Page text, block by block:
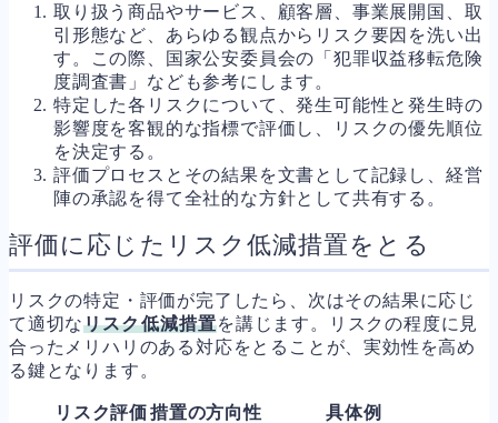
取り扱う商品やサービス、顧客層、事業展開国、取
引形態など、あらゆる観点からリスク要因を洗い出
す。この際、国家公安委員会の「犯罪収益移転危険
度調査書」なども参考にします。
特定した各リスクについて、発生可能性と発生時の
影響度を客観的な指標で評価し、リスクの優先順位
を決定する。
評価プロセスとその結果を文書として記録し、経営
陣の承認を得て全社的な方針として共有する。
評価に応じたリスク低減措置をとる
リスクの特定・評価が完了したら、次はその結果に応じ
て適切なリスク低減措置を講じます。リスクの程度に見
合ったメリハリのある対応をとることが、実効性を高め
る鍵となります。
リスク評価措置の方向性 具体例